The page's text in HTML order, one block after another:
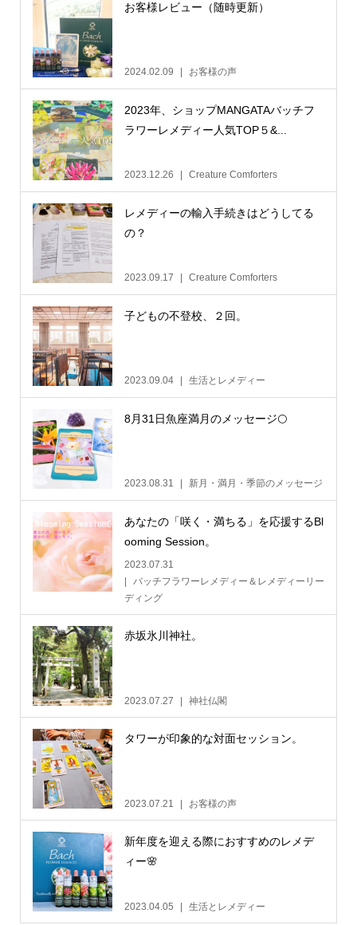
お客様レビュー（随時更新）
2024.02.09 お客様の声
2023年、ショップMANGATAバッチフ
ラワーレメディー人気TOP５&...
2023.12.26 Creature Comforters
レメディーの輸入手続きはどうしてる
の？
2023.09.17 Creature Comforters
子どもの不登校、２回。
2023.09.04 生活とレメディー
8月31日魚座満月のメッセージ🌕
2023.08.31 新月・満月・季節のメッセージ
あなたの「咲く・満ちる」を応援するBl
ooming Session。
2023.07.31
バッチフラワーレメディー＆レメディーリー
ディング
赤坂氷川神社。
2023.07.27 神社仏閣
タワーが印象的な対面セッション。
2023.07.21 お客様の声
新年度を迎える際におすすめのレメデ
ィー🌸
2023.04.05 生活とレメディー